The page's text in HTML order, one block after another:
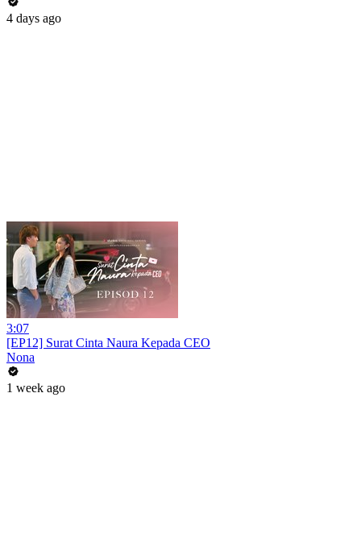
4 days ago
3:07
[EP12] Surat Cinta Naura Kepada CEO
Nona
1 week ago